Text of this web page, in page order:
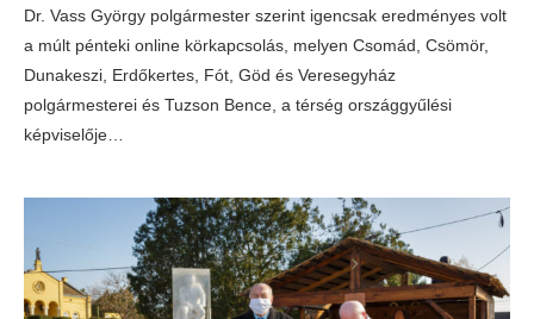
Dr. Vass György polgármester szerint igencsak eredményes volt
a múlt pénteki online körkapcsolás, melyen Csomád, Csömör,
Dunakeszi, Erdőkertes, Fót, Göd és Veresegyház
polgármesterei és Tuzson Bence, a térség országgyűlési
képviselője…